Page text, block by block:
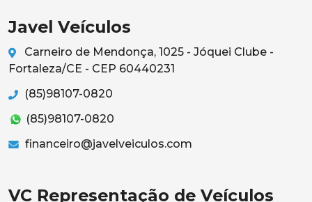
Javel Veículos
Carneiro de Mendonça, 1025 - Jóquei Clube -
Fortaleza/CE - CEP 60440231
(85)98107-0820
(85)98107-0820
financeiro@javelveiculos.com
VC Representação de Veículos